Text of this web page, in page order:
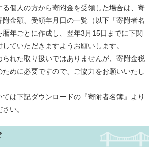
個人の方から寄附金を受領した場合は、寄
附金額、受領年月日の一覧（以下「寄附者名
年ごとに作成し、翌年3月15日までに下関
ていただきますようお願いします。
れた取り扱いではありませんが、寄附金税
めに必要ですので、ご協力をお願いいたし
は下記ダウンロードの『寄附者名簿』より
い。